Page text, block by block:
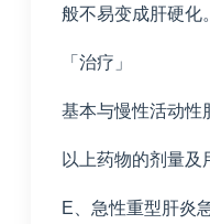
般不易变成肝硬化。
「治疗」
基本与慢性活动性
以上药物的剂量及
E、急性重型肝炎